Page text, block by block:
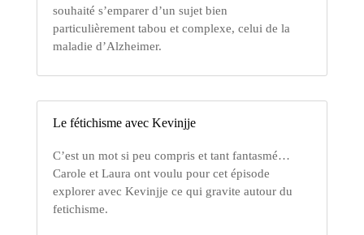
souhaité s’emparer d’un sujet bien
particulièrement tabou et complexe, celui de la
maladie d’Alzheimer.
Le fétichisme avec Kevinjje
C’est un mot si peu compris et tant fantasmé…
Carole et Laura ont voulu pour cet épisode
explorer avec Kevinjje ce qui gravite autour du
fetichisme.